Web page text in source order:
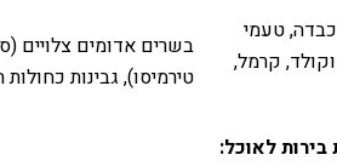
טעמי
קרמל,
בשרים אדומים צלויים
טירמיסו), גבינות
לאוכל: